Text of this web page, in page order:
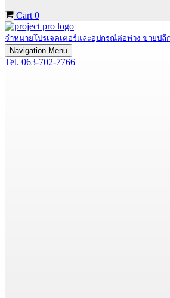
Cart 0
จำหน่ายโปรเจคเตอร์และอุปกรณ์ต่อพ่วง ขายปลี
Navigation Menu
Tel. 063-702-7766